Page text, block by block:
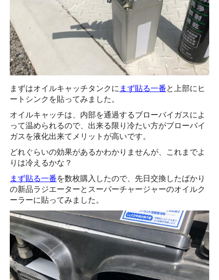
まずはオイルキャッチタンクに まず貼る一番と上部にヒ
ートシンクを貼ってみました。
オイルキャッチは、内部を通過するブローバイガスによ
って温められるので、出来る限り冷たい方がブローバイ
ガスを液化出来てメリットが高いです。
どれぐらいの効果があるかわかりませんが、これまでよ
りは冷えるかな？
まず貼る一番を数枚購入したので、先日交換したばかり
の新品ラジエーターとスーパーチャージャーのオイルク
ーラーに貼ってみました。